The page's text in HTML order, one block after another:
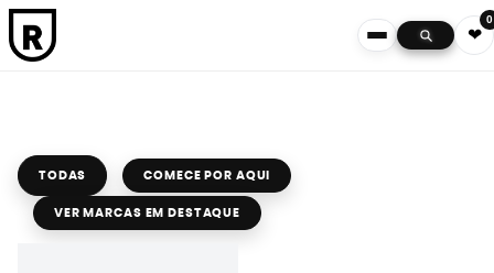
❤
0
TODAS COMECE POR AQUI
VER MARCAS EM DESTAQUE